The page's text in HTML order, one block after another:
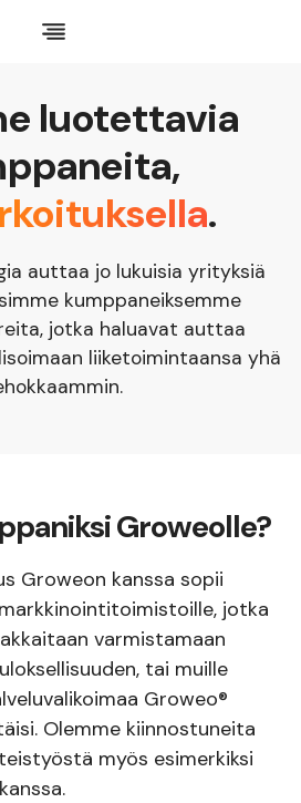
luotettavia
.
auttaa jo lukuisia yrityksiä
kumppaneiksemme
jotka haluavat auttaa
liiketoimintaansa yhä
Groweolle?
Groweon kanssa sopii
jotka
varmistamaan
tai muille
Groweo®
Olemme kiinnostuneita
myös esimerkiksi